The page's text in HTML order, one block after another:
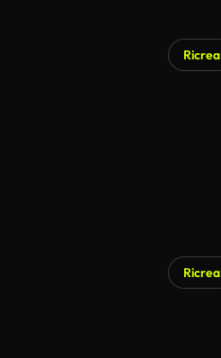
Ricrea
Ricrea